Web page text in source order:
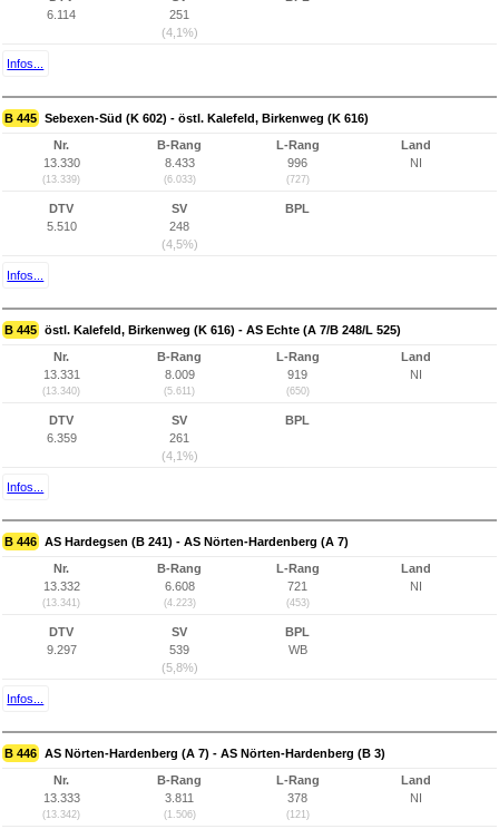
6.114
251
(4,1%)
Infos...
B 445 Sebexen-Süd (K 602) - östl. Kalefeld, Birkenweg (K 616)
Nr.
13.330
(13.339)
B-Rang
8.433
(6.033)
L-Rang
996
(727)
Land
NI
DTV
5.510
SV
248
(4,5%)
BPL
Infos...
B 445 östl. Kalefeld, Birkenweg (K 616) - AS Echte (A 7/B 248/L 525)
Nr.
13.331
(13.340)
B-Rang
8.009
(5.611)
L-Rang
919
(650)
Land
NI
DTV
6.359
SV
261
(4,1%)
BPL
Infos...
B 446 AS Hardegsen (B 241) - AS Nörten-Hardenberg (A 7)
Nr.
13.332
(13.341)
B-Rang
6.608
(4.223)
L-Rang
721
(453)
Land
NI
DTV
9.297
SV
539
(5,8%)
BPL
WB
Infos...
B 446 AS Nörten-Hardenberg (A 7) - AS Nörten-Hardenberg (B 3)
Nr.
13.333
(13.342)
B-Rang
3.811
(1.506)
L-Rang
378
(121)
Land
NI